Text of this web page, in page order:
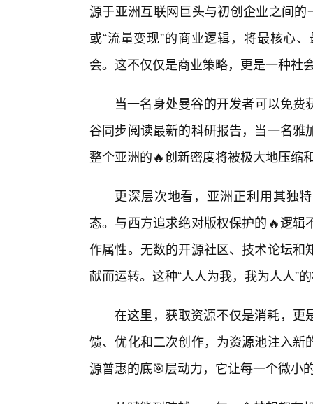
源于亚洲互联网巨头与初创企业之间
或“流量变现”的商业逻辑，将最核心
会。这不仅仅是商业策略，更是一种社
当一名身处曼谷的开发者可以免
谷同步阅读最新的科研报告，当一名
整个亚洲的🔥创新密度将被极大地压缩
更深层次地看，亚洲正利用其独
态。与西方追求绝对版权保护的🔥逻
作属性。无数的开源社区、技术论坛
献而运转。这种“人人为我，我为人人”
在这里，获取资源不仅是消耗，更
馈、优化和二次创作，为资源池注入
源普惠的底🎯层动力，它让每一个微小